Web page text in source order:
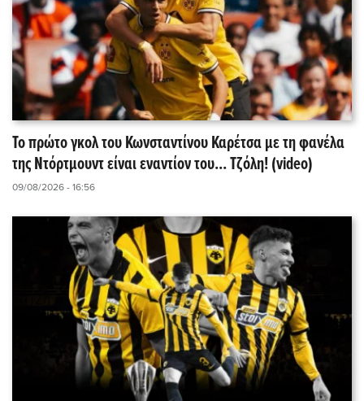
Το πρώτο γκολ του Κωνσταντίνου Καρέτσα με τη φανέλα
της Ντόρτμουντ είναι εναντίον του... Τζόλη! (video)
09/08/2026 - 16:56